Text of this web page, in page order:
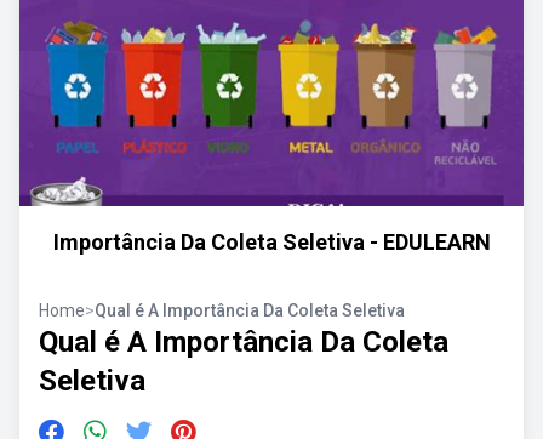
Importância Da Coleta Seletiva - EDULEARN
Home>Qual é A Importância Da Coleta Seletiva
Qual é A Importância Da Coleta
Seletiva